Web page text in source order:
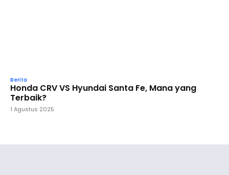
Berita
Honda CRV VS Hyundai Santa Fe, Mana yang
Terbaik?
1 Agustus 2025